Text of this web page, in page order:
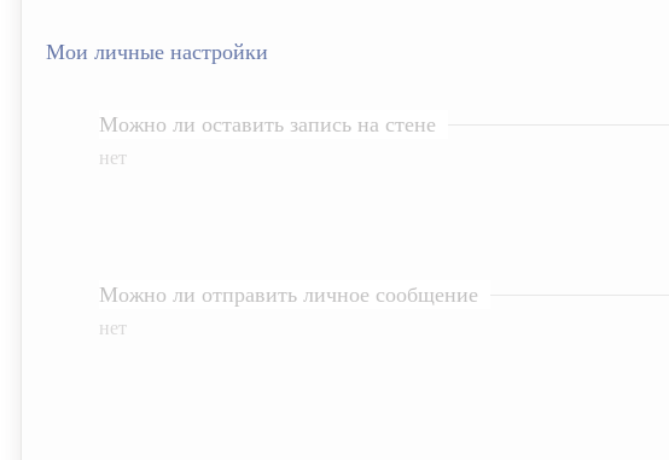
Мои личные настройки
Можно ли оставить запись на стене
нет
Можно ли отправить личное сообщение
нет